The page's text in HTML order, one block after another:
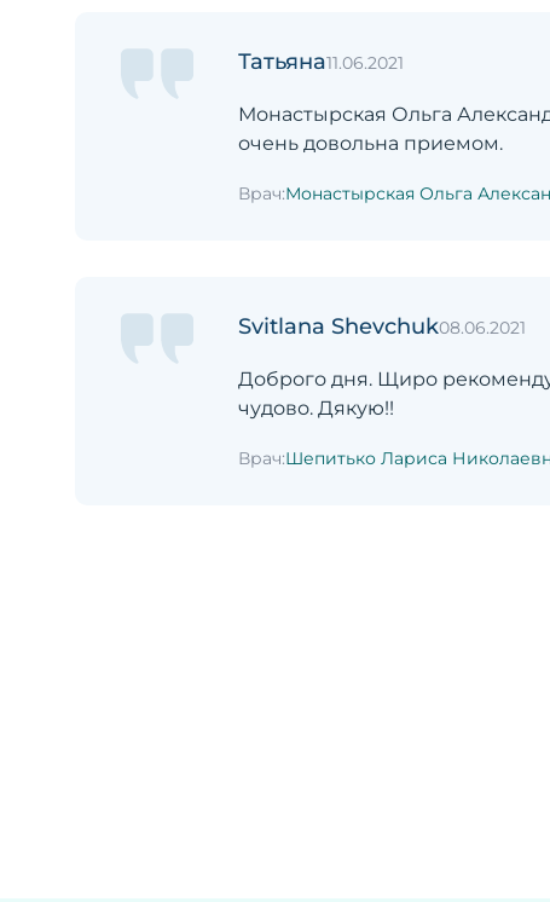
Татьяна11.06.2021
Монастырская Ольга
очень довольна приемом.
Врач:Монастырская Ольга
Svitlana Shevchuk08.06.2021
Доброго дня. Щиро
чудово. Дякую!!
Врач:Шепитько Лариса